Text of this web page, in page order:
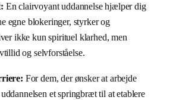
En clairvoyant uddannelse hjælper dig
egne blokeringer, styrker og
ikke kun spirituel klarhed, men
og selvforståelse.
For dem, der ønsker at arbejde
et springbræt til at etablere